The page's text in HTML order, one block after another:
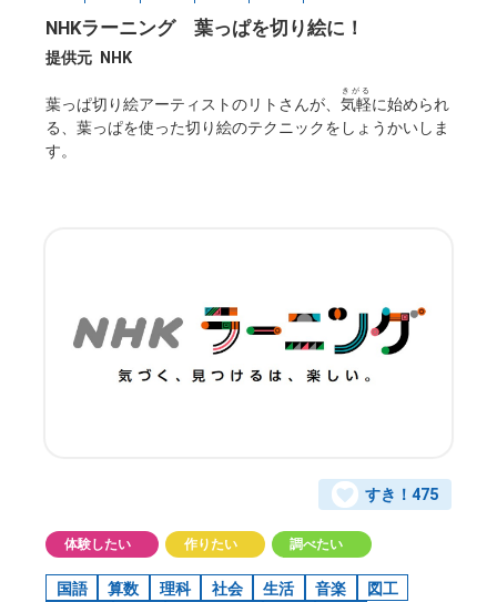
NHKラーニング 葉っぱを切り絵に！
提供元 NHK
葉っぱ切り絵アーティストのリトさんが、気軽
きがる
に始められ
る、葉っぱを使った切り絵のテクニックをしょうかいしま
す。
すき！ 475
体験したい 作りたい 調べたい
国語 算数 理科 社会 生活 音楽
図工